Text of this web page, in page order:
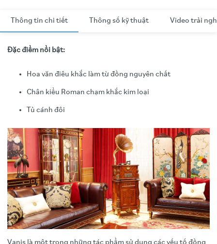
Thông tin chi tiết Thông số kỹ thuật Video trải
Đặc điểm nổi bật:
Hoa văn điêu khắc làm từ đồng nguyên chất
Chân kiểu Roman chạm khắc kim loại
Tủ cánh đôi